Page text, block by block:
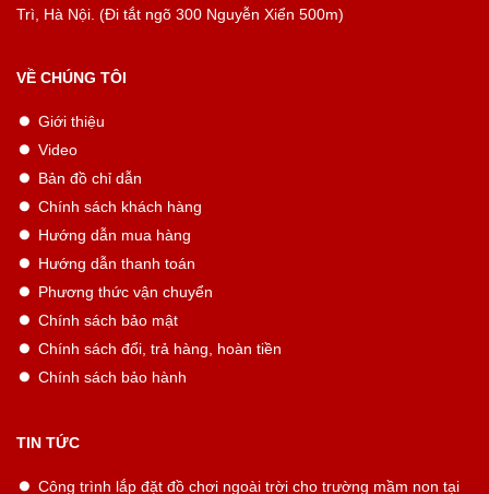
Trì, Hà Nội. (Đi tắt ngõ 300 Nguyễn Xiển 500m)
VỀ CHÚNG TÔI
Giới thiệu
Video
Bản đồ chỉ dẫn
Chính sách khách hàng
Hướng dẫn mua hàng
Hướng dẫn thanh toán
Phương thức vận chuyển
Chính sách bảo mật
Chính sách đổi, trả hàng, hoàn tiền
Chính sách bảo hành
TIN TỨC
Công trình lắp đặt đồ chơi ngoài trời cho trường mầm non tại